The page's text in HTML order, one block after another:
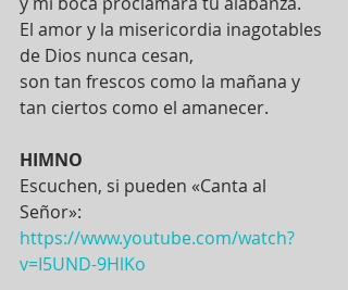
El amor y la misericordia inagotables
de Dios nunca cesan,
son tan frescos como la mañana y
tan ciertos como el amanecer.
HIMNO
Escuchen, si pueden «Canta al
Señor»:
https://www.youtube.com/watch?
v=I5UND-9HlKo